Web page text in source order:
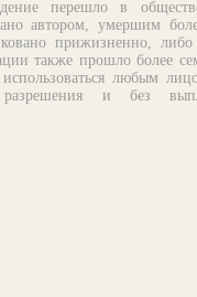
перешло в
автором, умершим
прижизненно,
также прошло более
любым
и без